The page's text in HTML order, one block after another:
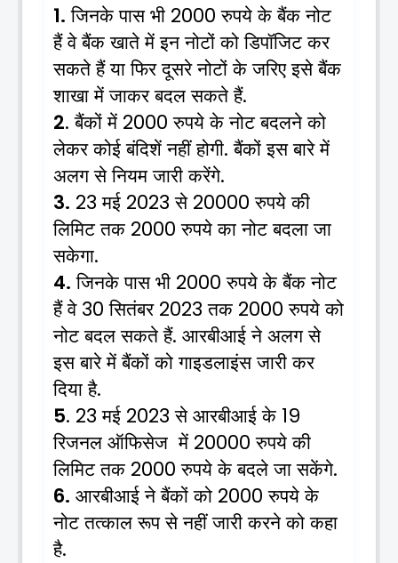
1. जिनके पास भी 2000रुपये के बैंक नोट
हैं वे बैंक खाते में इन नोटों को डिपॉजिट कर
सकते हैं या फिर दूसरे नोटों के जरिए इसे बैंक
शाखा में जाकर बदल सकते हैं.
2.बैंकों में 2000रुपये के नोट बदलने को
लेकर कोई बंदिशें नहीं होगी.बैंकों इस बारे में
अलग से नियम जारी करेंगे.
3. 23मई 2023से20000रुपये की
लिमिट तक 2000रुपये का नोट बदला जा
सकेगा.
4. जिनके पास भी 2000रुपये के बैंक नोट
हैं वे30सितंबर2023तक 2000रुपये को
नोट बदल सकते हैं. आरबीआई ने अलग से
इस बारे में बैंकों को गाइडलाइंस जारी कर
दिया है.
5. 23मई 2023से आरबीआई के 19
रिजनल ऑफिसेज में 20000रुपये की
लिमिट तक 2000रुपये के बदले जा सकेंगे.
6. आरबीआई ने बैंकों को 2000रुपये के
नोट तत्काल रूप से नहीं जारी करने को कहा
है.